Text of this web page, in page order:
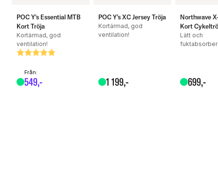
POC Y's Essential MTB
Kort Tröja
Kortärmad, god
ventilation!
Betyg:
5.0 utav 5 stjärnor
549,-
Från:
POC Y's XC Jersey Tröja
Kortärmad, god
ventilation!
1 199,-
Northwave
Kort
Lätt och
699,-